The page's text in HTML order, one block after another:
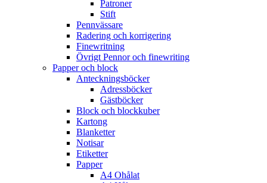
Patroner
Stift
Pennvässare
Radering och korrigering
Finewritning
Övrigt Pennor och finewriting
Papper och block
Anteckningsböcker
Adressböcker
Gästböcker
Block och blockkuber
Kartong
Blanketter
Notisar
Etiketter
Papper
A4 Ohålat